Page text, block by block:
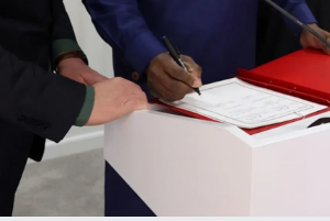
Ramazan
Resmi İlanlar
Rüya Tabirleri